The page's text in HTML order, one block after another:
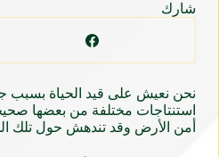
شارك
نحن نعيش على قيد الحياة بسبب
استنتاجات مختلفة من بعضها
أمن الأرض وقد تندهش حول تلك